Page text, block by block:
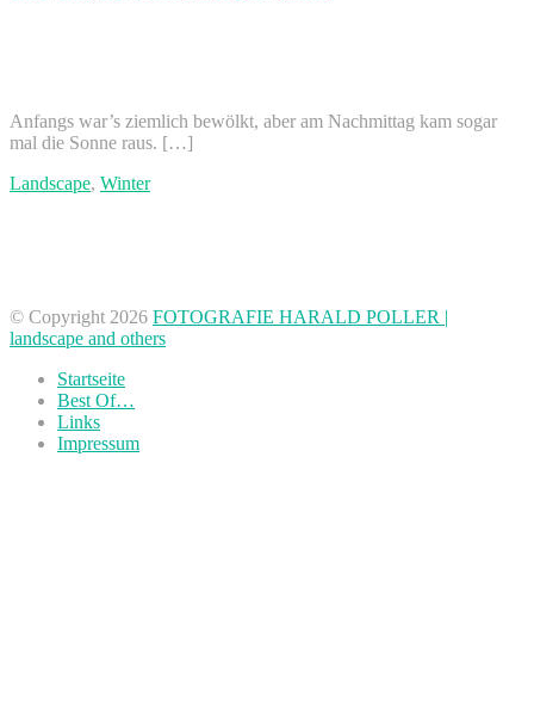
Anfangs war’s ziemlich bewölkt, aber am Nachmittag kam sogar
mal die Sonne raus. […]
Landscape, Winter
© Copyright 2026 FOTOGRAFIE HARALD POLLER |
landscape and others
Startseite
Best Of…
Links
Impressum